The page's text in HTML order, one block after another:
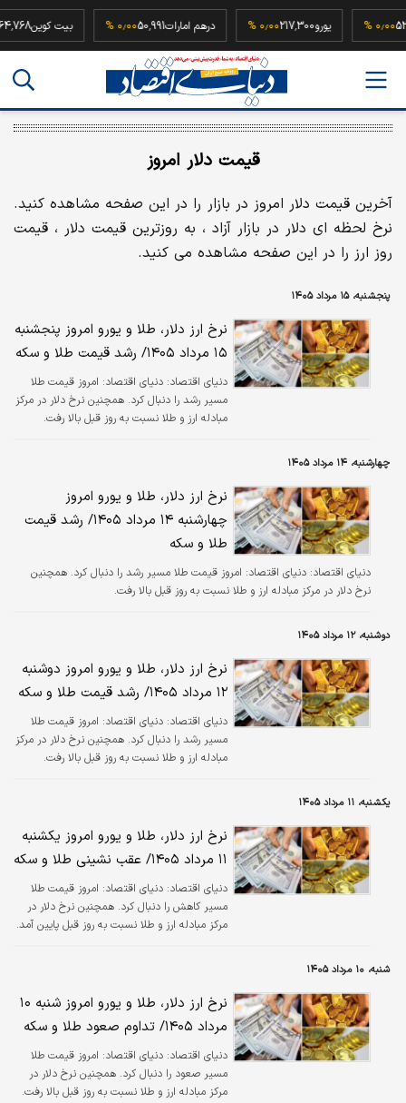
یورو217,300 درهم امارات50,991 بیت
قیمت دلار امروز
آخرین قیمت دلار امروز در بازار را در این صفحه مشاهده کنید.
نرخ لحظه ای دلار در بازار آزاد ، به روزترین قیمت دلار ، قیمت
روز ارز را در این صفحه مشاهده می کنید.
پنجشنبه، ۱۵ مرداد ۱۴۰۵
نرخ ارز دلار، طلا و یورو امروز پنجشنبه
۱۵ مرداد ۱۴۰۵/ رشد قیمت طلا و سکه
دنیای اقتصاد: دنیای اقتصاد: امروز قیمت طلا
مسیر رشد را دنبال کرد. همچنین نرخ دلار در مرکز
مبادله ارز و طلا نسبت به روز قبل بالا رفت.
چهارشنبه، ۱۴ مرداد ۱۴۰۵
نرخ ارز دلار، طلا و یورو امروز
چهارشنبه ۱۴ مرداد ۱۴۰۵/ رشد قیمت
طلا و سکه
دنیای اقتصاد:
دنیای اقتصاد: امروز قیمت طلا مسیر رشد را دنبال کرد. همچنین
نرخ دلار در مرکز مبادله ارز و طلا نسبت به روز قبل بالا رفت.
دوشنبه، ۱۲ مرداد ۱۴۰۵
نرخ ارز دلار، طلا و یورو امروز دوشنبه
۱۲ مرداد ۱۴۰۵/ رشد قیمت طلا و سکه
دنیای اقتصاد: دنیای اقتصاد: امروز قیمت طلا
مسیر رشد را دنبال کرد. همچنین نرخ دلار در مرکز
مبادله ارز و طلا نسبت به روز قبل بالا رفت.
یکشنبه، ۱۱ مرداد ۱۴۰۵
نرخ ارز دلار، طلا و یورو امروز یکشنبه
۱۱ مرداد ۱۴۰۵/ عقب نشینی طلا و سکه
دنیای اقتصاد: دنیای اقتصاد: امروز قیمت طلا
مسیر کاهش را دنبال کرد. همچنین نرخ دلار در
مرکز مبادله ارز و طلا نسبت به روز قبل پایین آمد.
شنبه، ۱۰ مرداد ۱۴۰۵
نرخ ارز دلار، طلا و یورو امروز شنبه ۱۰
مرداد ۱۴۰۵/ تداوم صعود‌ طلا و سکه
دنیای اقتصاد: دنیای اقتصاد: امروز قیمت طلا
مسیر صعود را دنبال کرد. همچنین نرخ دلار در
مرکز مبادله ارز و طلا نسبت به روز قبل بالا رفت.